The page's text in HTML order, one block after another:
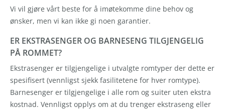
Vi vil gjøre vårt beste for å imøtekomme dine behov og
ønsker, men vi kan ikke gi noen garantier.
ER EKSTRASENGER OG BARNESENG TILGJENGELIG
PÅ ROMMET?
Ekstrasenger er tilgjengelige i utvalgte romtyper der dette er
spesifisert (vennligst sjekk fasilitetene for hver romtype).
Barnesenger er tilgjengelige i alle rom og suiter uten ekstra
kostnad. Vennligst opplys om at du trenger ekstraseng eller